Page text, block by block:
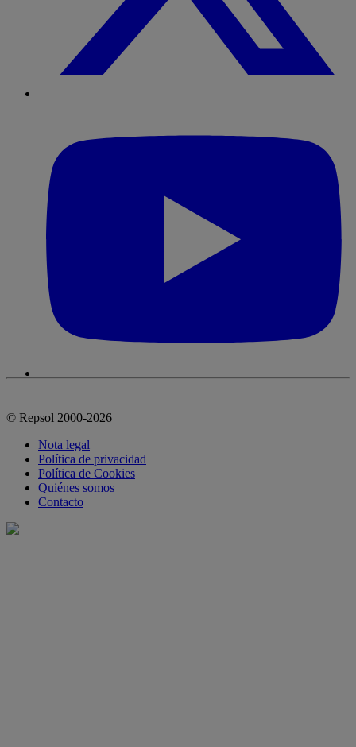
© Repsol 2000-2026
Nota legal
Política de privacidad
Política de Cookies
Quiénes somos
Contacto